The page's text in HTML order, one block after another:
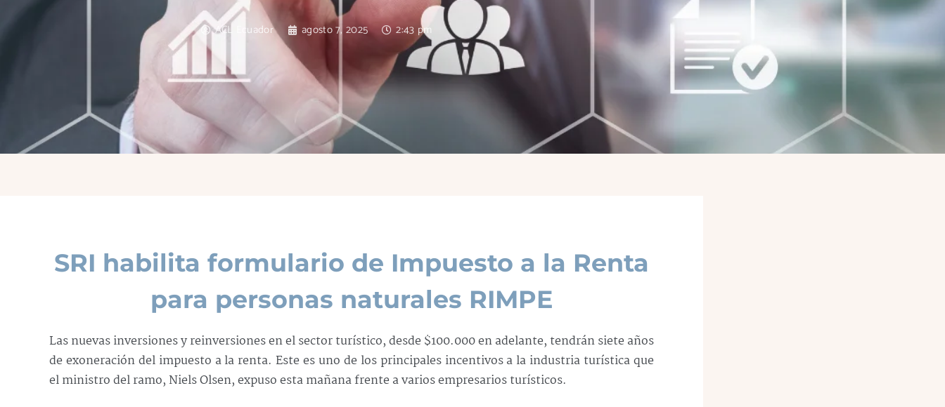
ACL Ecuador agosto 7, 2025 2:43 pm
SRI habilita formulario de Impuesto a la Renta
para personas naturales RIMPE
Las nuevas inversiones y reinversiones en el sector turístico, desde $100.000 en adelante, tendrán siete años
de exoneración del impuesto a la renta. Este es uno de los principales incentivos a la industria turística que
el ministro del ramo, Niels Olsen, expuso esta mañana frente a varios empresarios turísticos.